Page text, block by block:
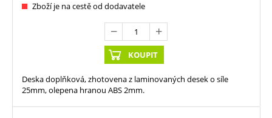
Zboží je na cestě od dodavatele
KOUPIT
Deska doplňková, zhotovena z laminovaných desek o síle
25mm, olepena hranou ABS 2mm.